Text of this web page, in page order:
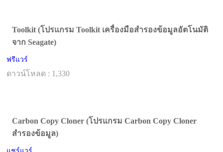
Toolkit (โปรแกรม Toolkit เครื่องมือสำรองข้อมูลอัตโนมัติ
จาก Seagate)
ฟรีแวร์
ดาวน์โหลด : 1,330
Carbon Copy Cloner (โปรแกรม Carbon Copy Cloner
สำรองข้อมูล)